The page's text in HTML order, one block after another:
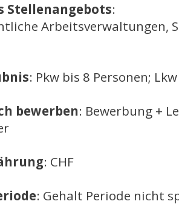
Stellenangebots:
Arbeitsverwaltungen,
: Pkw bis 8 Personen;
bewerben: Bewerbung +
: CHF
: Gehalt Periode nicht